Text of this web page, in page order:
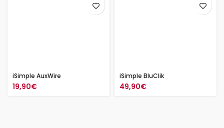
iSimple AuxWire
19,90€
iSimple BluClik
49,90€